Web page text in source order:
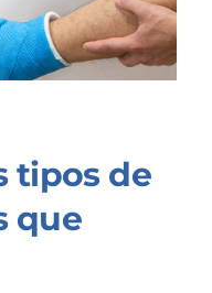
tipos de
que